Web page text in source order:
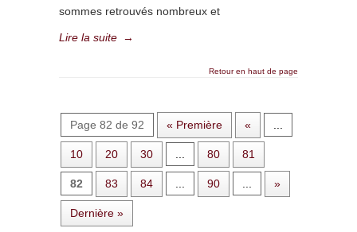
sommes retrouvés nombreux et
Lire la suite →
Retour en haut de page
Page 82 de 92 « Première «
10 20 30 80 81
82 83 84 90 »
Dernière »